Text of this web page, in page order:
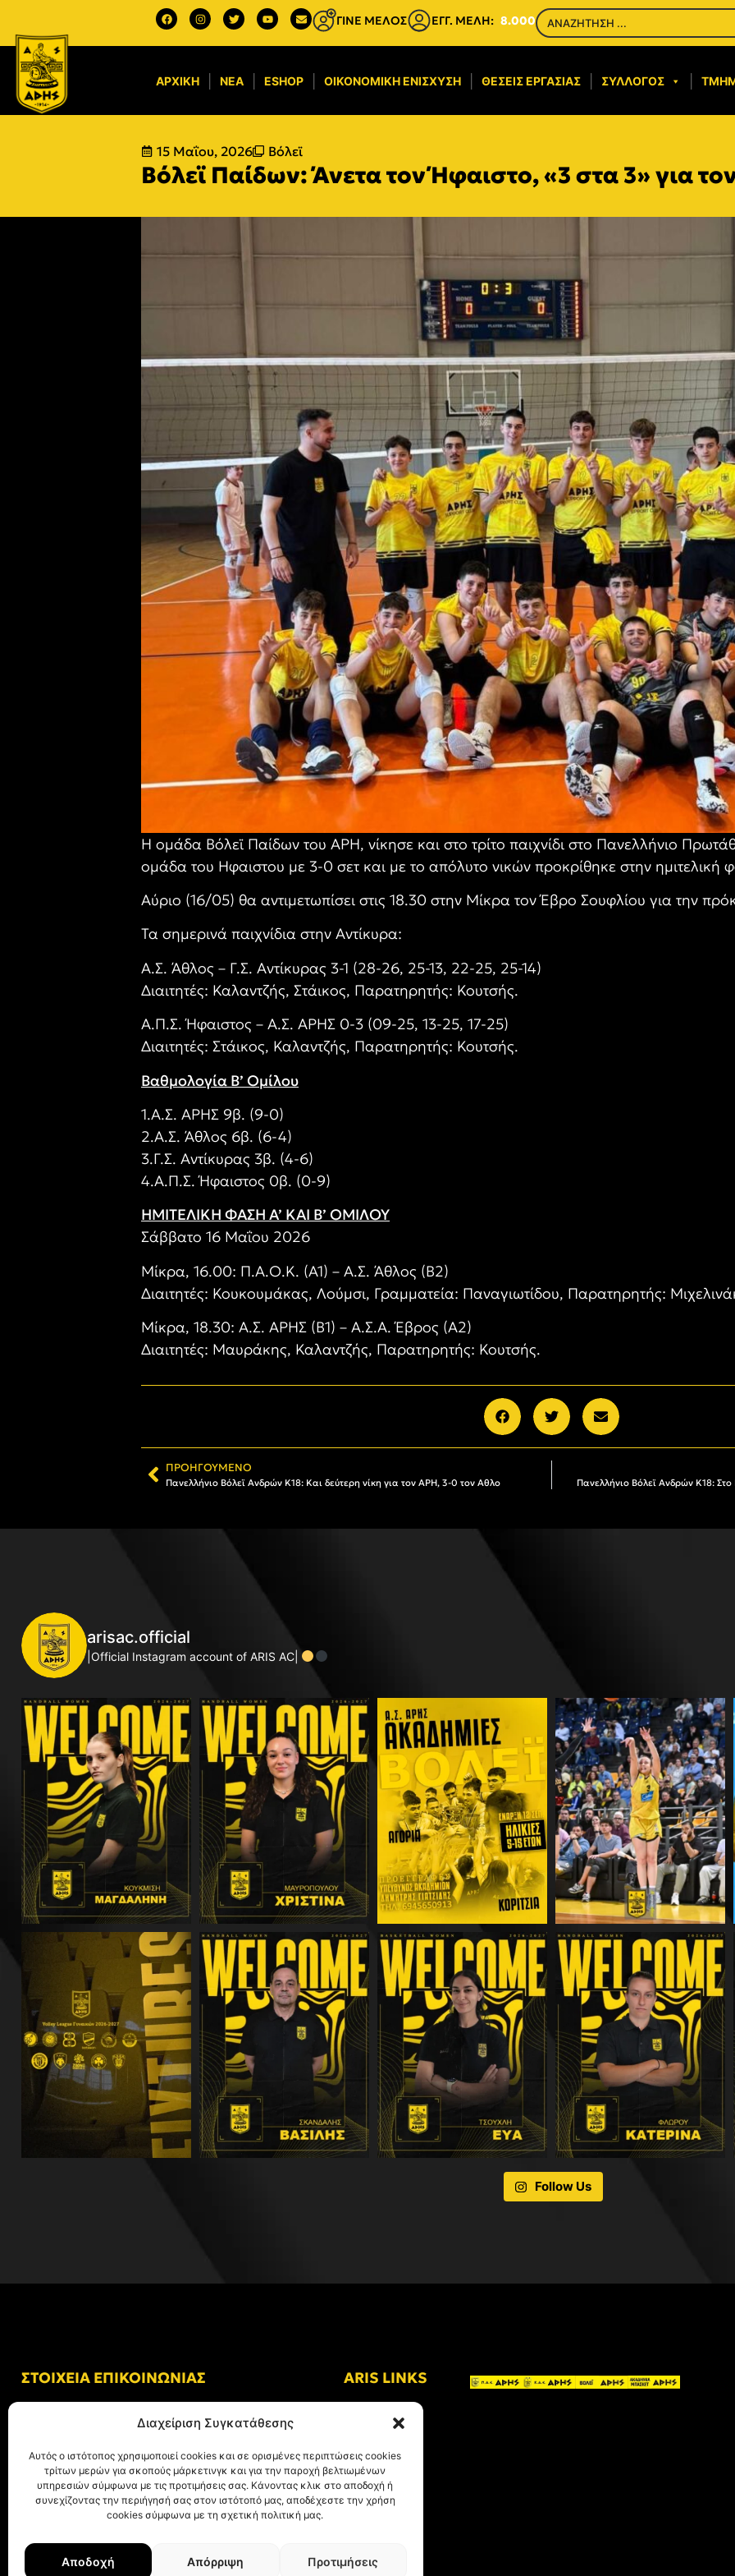
Διαχείριση Συγκατάθεσης
Αυτός ο ιστότοπος χρησιμοποιεί cookies και σε ορισμένες περιπτώσεις cookies
τρίτων μερών για σκοπούς μάρκετινγκ και για την παροχή βελτιωμένων
υπηρεσιών σύμφωνα με τις προτιμήσεις σας. Κάνοντας κλικ στο αποδοχή ή
συνεχίζοντας την περιήγησή σας στον ιστότοπό μας, αποδέχεστε την χρήση
cookies σύμφωνα με τη σχετική πολιτική μας.
Αποδοχή Απόρριψη Προτιμήσεις
ΓΙΝΕ ΜΕΛΟΣ ΕΓΓ. ΜΕΛΗ: 8.000
ΑΡΧΙΚΉ ΝΈΑ ESHOP ΟΙΚΟΝΟΜΙΚΉ ΕΝΊΣΧΥΣΗ​ ΘΈΣΕΙΣ ΕΡΓΑΣΊΑΣ ΣΎΛΛΟΓΟΣ
15 Μαΐου, 2026 Βόλεϊ
Βόλεϊ Παίδων: Άνετα τον Ήφαιστο, «3 στα 3» για
Η ομάδα Βόλεϊ Παίδων του ΑΡΗ, νίκησε και στο τρίτο παιχνίδι στο Πανελλήνιο
ομάδα του Ηφαιστου με 3-0 σετ και με το απόλυτο νικών προκρίθηκε στην ημιτελική
Αύριο (16/05) θα αντιμετωπίσει στις 18.30 στην Μίκρα τον Έβρο Σουφλίου για την
Τα σημερινά παιχνίδια στην Αντίκυρα:
Α.Σ. Άθλος – Γ.Σ. Αντίκυρας 3-1 (28-26, 25-13, 22-25, 25-14)
Διαιτητές: Καλαντζής, Στάικος, Παρατηρητής: Κουτσής.
Α.Π.Σ. Ήφαιστος – Α.Σ. ΑΡΗΣ 0-3 (09-25, 13-25, 17-25)
Διαιτητές: Στάικος, Καλαντζής, Παρατηρητής: Κουτσής.
Βαθμολογία Β’ Ομίλου
1.Α.Σ. ΑΡΗΣ 9β. (9-0)
2.Α.Σ. Άθλος 6β. (6-4)
3.Γ.Σ. Αντίκυρας 3β. (4-6)
4.Α.Π.Σ. Ήφαιστος 0β. (0-9)
ΗΜΙΤΕΛΙΚΗ ΦΑΣΗ Α’ ΚΑΙ Β’ ΟΜΙΛΟΥ
Σάββατο 16 Μαΐου 2026
Μίκρα, 16.00: Π.Α.Ο.Κ. (Α1) – Α.Σ. Άθλος (Β2)
Διαιτητές: Κουκουμάκας, Λούμσι, Γραμματεία: Παναγιωτίδου, Παρατηρητής:
Μίκρα, 18.30: Α.Σ. ΑΡΗΣ (Β1) – Α.Σ.Α. Έβρος (Α2)
Διαιτητές: Μαυράκης, Καλαντζής, Παρατηρητής: Κουτσής.
ΠΡΟΗΓΟΎΜΕΝΟ
Πανελλήνιο Βόλεϊ Ανδρών Κ18: Και δεύτερη νίκη για τον ΑΡΗ, 3-0 τον Αθλο
arisac.official
|Official Instagram account of ARIS AC|
Follow Us
ΣΤΟΙΧΕΙΑ ΕΠΙΚΟΙΝΩΝΙΑΣ
Αλκμήνης 69, Χαριλάου
Τ.Κ. 54249 Θεσσαλονίκη
Tηλ. Επικοινωνίας:+30 (2310) 305 402
E-mail: info@aris.gr
ARIS LINKS